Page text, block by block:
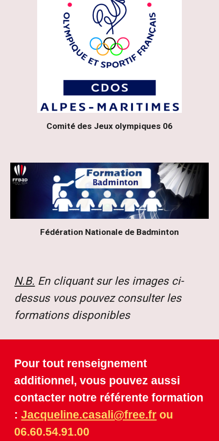
Comité des Jeux olympiques 06
Fédération Nationale de Badminton
N.B. En cliquant sur les images ci-
dessus vous pouvez consulter les
formations disponibles
Pour tout renseignement
additionnel, vous pouvez aussi
contacter notre référente formation
: Jacqueline.casali@free.fr ou
06.60.54.91.00